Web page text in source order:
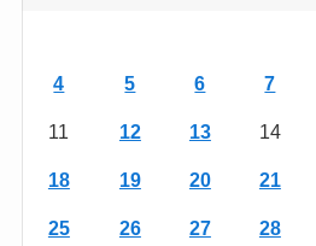
4 5 6 7
11 12 13 14
18 19 20 21
25 26 27 28